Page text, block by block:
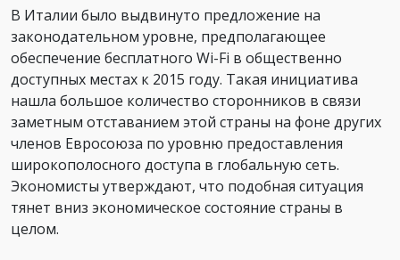
В Италии было выдвинуто предложение на
законодательном уровне, предполагающее
обеспечение бесплатного Wi-Fi в общественно
доступных местах к 2015 году. Такая инициатива
нашла большое количество сторонников в связи
заметным отставанием этой страны на фоне других
членов Евросоюза по уровню предоставления
широкополосного доступа в глобальную сеть.
Экономисты утверждают, что подобная ситуация
тянет вниз экономическое состояние страны в
целом.